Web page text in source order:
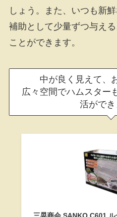
しょう。また、いつも新
補助として少量ずつ与え
ことができます。
中が良く見えて、
広々空間でハムスター
活ができ
三晃商会 SANKO C601